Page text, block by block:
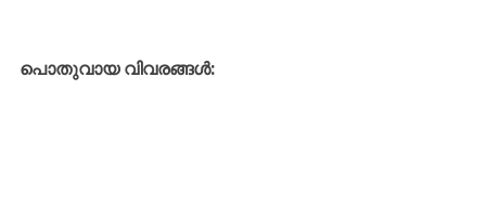
പൊതുവായ വിവരങ്ങൾ: